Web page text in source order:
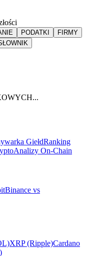
PODATKI
FIRMY
GiełdRanking
Analizy On-Chain
Binance vs
XRP (Ripple)Cardano